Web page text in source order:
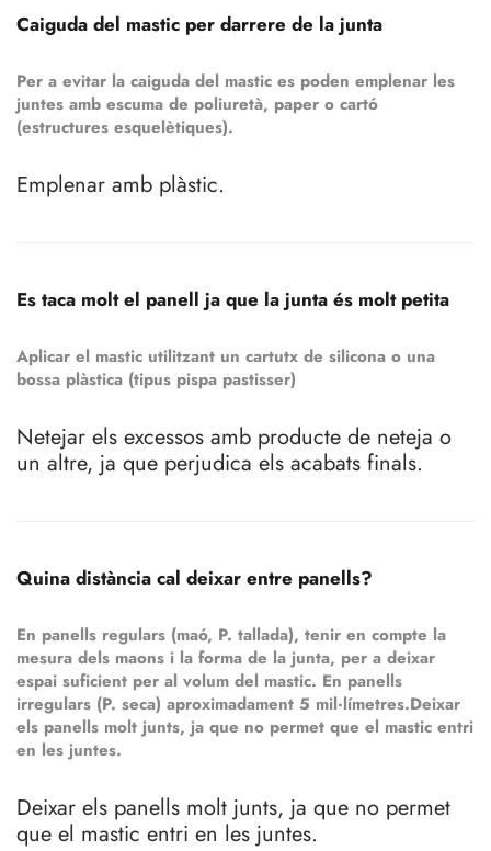
Caiguda del mastic per darrere de la junta
Per a evitar la caiguda del mastic es poden emplenar les
juntes amb escuma de poliuretà, paper o cartó
(estructures esquelètiques).
Emplenar amb plàstic.
Es taca molt el panell ja que la junta és molt petita
Aplicar el mastic utilitzant un cartutx de silicona o una
bossa plàstica (tipus pispa pastisser)
Netejar els excessos amb producte de neteja o
un altre, ja que perjudica els acabats finals.
Quina distància cal deixar entre panells?
En panells regulars (maó, P. tallada), tenir en compte la
mesura dels maons i la forma de la junta, per a deixar
espai suficient per al volum del mastic. En panells
irregulars (P. seca) aproximadament 5 mil·límetres.Deixar
els panells molt junts, ja que no permet que el mastic entri
en les juntes.
Deixar els panells molt junts, ja que no permet
que el mastic entri en les juntes.